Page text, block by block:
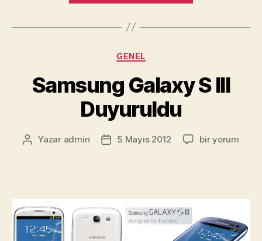
Kategoriler
GENEL
Samsung Galaxy S III
Duyuruldu
Yazının
Yazar admin
Yazı5 Mayıs 2012
Samsung
bir yorum